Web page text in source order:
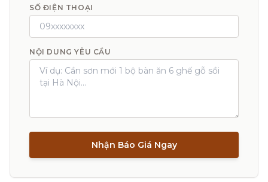
SỐ ĐIỆN THOẠI
NỘI DUNG YÊU CẦU
Nhận Báo Giá Ngay